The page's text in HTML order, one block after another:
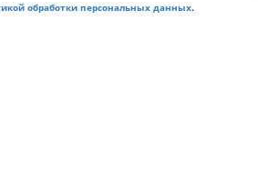
обработки персональных данных.